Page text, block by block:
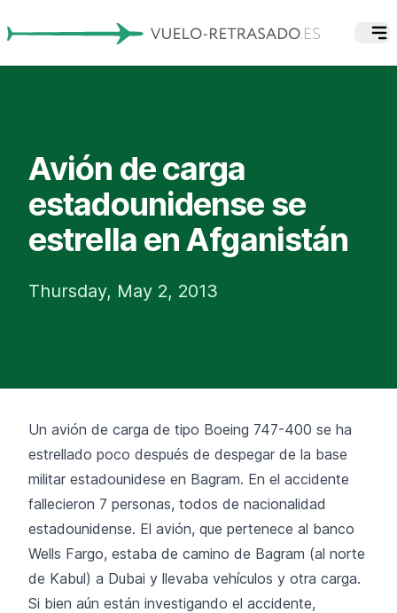
Avión de carga
estadounidense se
estrella en Afganistán
Thursday, May 2, 2013
Un avión de carga de tipo Boeing 747-400 se ha
estrellado poco después de despegar de la base
militar estadounidese en Bagram. En el accidente
fallecieron 7 personas, todos de nacionalidad
estadounidense. El avión, que pertenece al banco
Wells Fargo, estaba de camino de Bagram (al norte
de Kabul) a Dubai y llevaba vehículos y otra carga.
Si bien aún están investigando el accidente,